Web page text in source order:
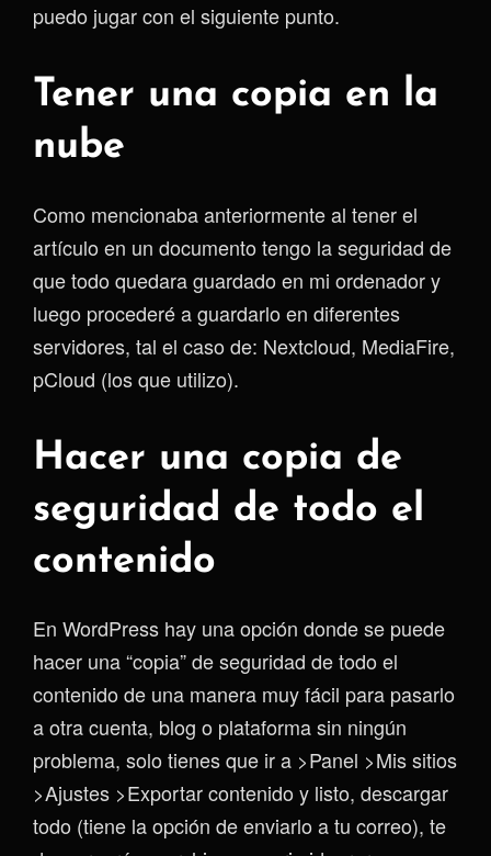
puedo jugar con el siguiente punto.
Tener una copia en la
nube
Como mencionaba anteriormente al tener el
artículo en un documento tengo la seguridad de
que todo quedara guardado en mi ordenador y
luego procederé a guardarlo en diferentes
servidores, tal el caso de: Nextcloud, MediaFire,
pCloud (los que utilizo).
Hacer una copia de
seguridad de todo el
contenido
En WordPress hay una opción donde se puede
hacer una “copia” de seguridad de todo el
contenido de una manera muy fácil para pasarlo
a otra cuenta, blog o plataforma sin ningún
problema, solo tienes que ir a >Panel >Mis sitios
>Ajustes >Exportar contenido y listo, descargar
todo (tiene la opción de enviarlo a tu correo), te